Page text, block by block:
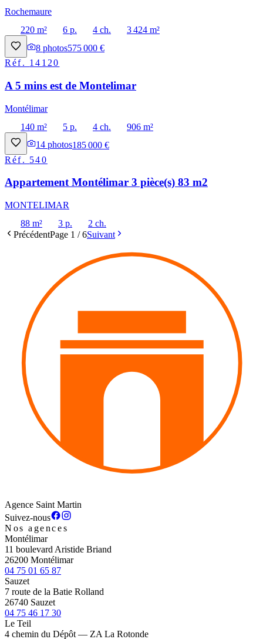
Rochemaure
220 m²
6 p. 4 ch.
3 424 m²
8 photos575 000 €
Réf. 14120
A 5 mins est de Montelimar
Montélimar
140 m²
5 p. 4 ch.
906 m²
14 photos185 000 €
Réf. 540
Appartement Montélimar 3 pièce(s) 83 m2
MONTELIMAR
88 m²
3 p.
2 ch.
PrécédentPage 1 /6Suivant
Agence Saint Martin
Suivez-nous
Nos agences
Montélimar
11 boulevard Aristide Briand
26200 Montélimar
04 75 01 65 87
Sauzet
7 route de la Batie Rolland
26740 Sauzet
04 75 46 17 30
Le Teil
4 chemin du Dépôt — ZA La Rotonde